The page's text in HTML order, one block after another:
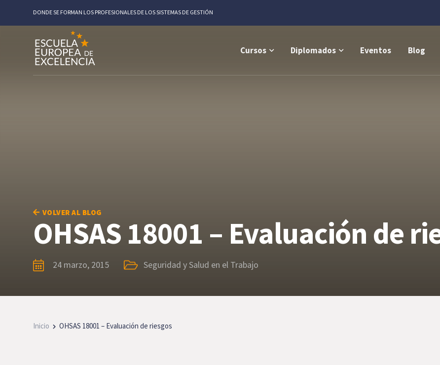
DONDE SE FORMAN LOS PROFESIONALES DE LOS SISTEMAS DE GESTIÓN
Cursos Diplomados Eventos Blog
VOLVER AL BLOG
OHSAS 18001 – Evaluación de
24 marzo, 2015 Seguridad y Salud en el Trabajo
Inicio OHSAS 18001 – Evaluación de riesgos